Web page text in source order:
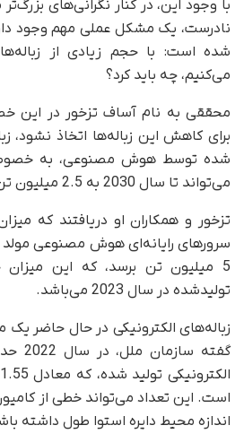
با وجود این، در کنار نگرانی‌های
نادرست، یک مشکل عملی مهم وجود
شده است: با حجم زیادی از
می‌کنیم، چه باید کرد؟
محققی به نام آساف تزخور در این
برای کاهش این زباله‌ها اتخاذ نشود،
شده توسط هوش مصنوعی، به خصوص
می‌تواند تا سال 2030 به 2.5 میلیون تن در سال برسد.»
تزخور و همکاران او دریافتند که
سرورهای رایانه‌ای هوش مصنوعی مولد
تولیدشده در سال 2023 می‌باشد.
زباله‌های الکترونیکی در حال حاضر
است. این تعداد می‌تواند خطی از
اندازه محیط دایره استوا طول داشته